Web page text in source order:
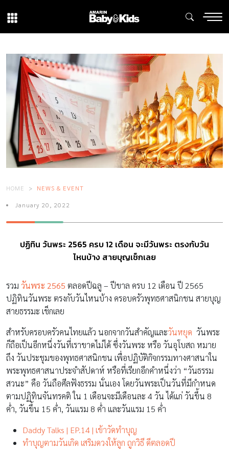
HOME NEWS & EVENT
January 20, 2022
ปฏิทิน วันพระ 2565 ครบ 12 เดือน จะมีวันพระ ตรงกับวัน
ไหนบ้าง สายบุญเช็กเลย
รวม วันพระ 2565 ตลอดปีฉลู – ปีขาล ครบ 12 เดือน ปี 2565
ปฏิทินวันพระ ตรงกับวันไหนบ้าง ครอบครัวพุทธศาสนิกชน สายบุญ
สายธรรมะ เช็กเลย
สำหรับครอบครัวคนไทยแล้ว นอกจากวันสำคัญและวันหยุด วันพระ
ก็ถือเป็นอีกหนึ่งวันที่เราขาดไม่ได้ ซึ่งวันพระ หรือ วันอุโบสถ หมาย
ถึง วันประชุมของพุทธศาสนิกชน เพื่อปฏิบัติกิจกรรมทางศาสนาใน
พระพุทธศาสนาประจำสัปดาห์ หรือที่เรียกอีกคำหนึ่งว่า “วันธรรม
สวนะ” คือ วันถือศีลฟังธรรม นั่นเอง โดยวันพระเป็นวันที่มีกำหนด
ตามปฏิทินจันทรคติ ใน 1 เดือนจะมีเดือนละ 4 วัน ได้แก่ วันขึ้น 8
ค่ำ, วันขึ้น 15 ค่ำ, วันแรม 8 ค่ำ และวันแรม 15 ค่ำ
Daddy Talks | EP.14 | เข้าวัดทำบุญ
ทำบุญตามวันเกิด เสริมดวงให้ลูก ถูกวิธี ดีตลอดปี